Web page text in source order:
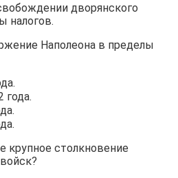
дворянского
налогов.
Наполеона в пределы
года.
крупное столкновение